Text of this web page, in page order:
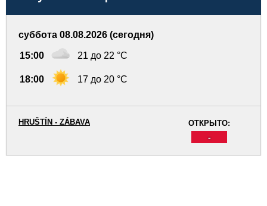
суббота 08.08.2026 (сегодня)
15:00 21 до 22 °C
18:00 17 до 20 °C
ОТКРЫТО:
-
HRUŠTÍN - ZÁBAVA